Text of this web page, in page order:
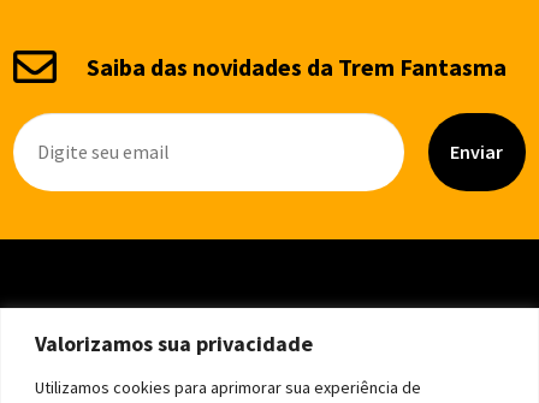
Valorizamos sua privacidade
Utilizamos cookies para aprimorar sua experiência de
Saiba das novidades da Trem Fantasma
Enviar